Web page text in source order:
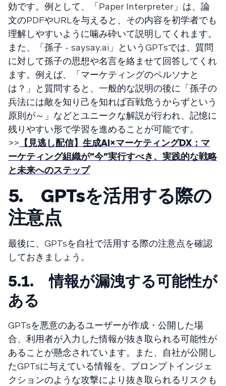
効です。例として、「Paper Interpreter」は、論
文のPDFやURLを与えると、その内容を初学者でも
理解しやすいように噛み砕いて説明してくれます。
また、「孫子 - saysay.ai」というGPTsでは、質問
に対して孫子の思想や名言を絡ませて回答してくれ
ます。例えば、「マーケティングのペルソナと
は？」と質問すると、一般的な説明の後に「孫子の
兵法には敵を知り己を知れば百戦危うからずという
原則が～」などとユニークな解説が行われ、記憶に
残りやすい形で学習を進めることが可能です。
>> 【見逃し配信】生成AI×マーケティングDX：マ
ーケティング組織が”今”実行すべき、実践的な戦略
と未来へのステップ
5. GPTsを活用する際の
注意点
最後に、GPTsを自社で活用する際の注意点を確認
しておきましょう。
5.1. 情報が漏洩する可能性が
ある
GPTsを悪意のあるユーザーが作成・公開した場
合、利用者が入力した情報が抜き取られる可能性が
あることが懸念されています。また、自社が公開し
たGPTsに与えている情報を、プロンプトインジェ
クションのような攻撃により抜き取られるリスクも